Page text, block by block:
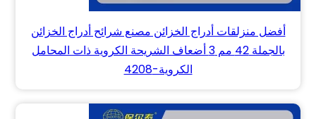
أفضل منزلقات أدراج الخزائن مصنع شرائح أدراج الخزائن
بالجملة 42 مم 3 أضعاف الشريحة الكروية ذات المحامل
الكروية-4208